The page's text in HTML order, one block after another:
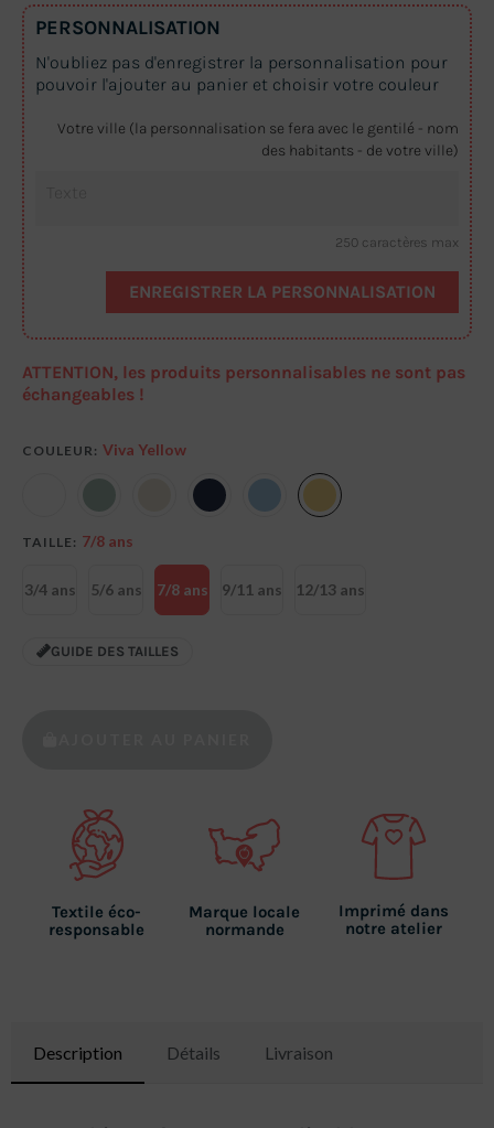
PERSONNALISATION
N'oubliez pas d'enregistrer la personnalisation pour
pouvoir l'ajouter au panier et choisir votre couleur
Votre ville (la personnalisation se fera avec le gentilé - nom
des habitants - de votre ville)
250 caractères max
ENREGISTRER LA PERSONNALISATION
ATTENTION, les produits personnalisables ne sont pas
échangeables !
COULEUR Viva Yellow
TAILLE 7/8 ans
3/4 ans 5/6 ans 7/8 ans 9/11 ans 12/13 ans
GUIDE DES TAILLES
Textile éco-
responsable
Marque locale
normande
Imprimé dans
notre atelier
Description Détails Livraison